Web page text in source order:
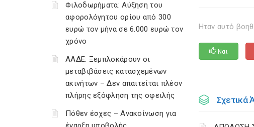
Φιλοδωρήματα: Αύξηση του
αφορολόγητου ορίου από 300
ευρώ τον μήνα σε 6.000 ευρώ τον
χρόνο
ΑΑΔΕ: Ξεμπλοκάρουν οι
μεταβιβάσεις κατασχεμένων
ακινήτων – Δεν απαιτείται πλέον
πλήρης εξόφληση της οφειλής
Πόθεν έσχες – Ανακοίνωση για
Ηταν αυτό
Ναι
Σχετικά